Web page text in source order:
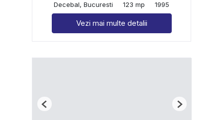
Decebal, Bucuresti
123 mp 1995
Vezi mai multe detalii
Previous Next